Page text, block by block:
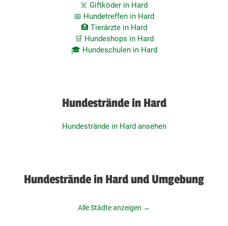
☠️ Giftköder in Hard
📅 Hundetreffen in Hard
🏥 Tierärzte in Hard
🛒 Hundeshops in Hard
🎓 Hundeschulen in Hard
Hundestrände in Hard
Hundestrände in Hard ansehen
Hundestrände in Hard und Umgebung
Alle Städte anzeigen →